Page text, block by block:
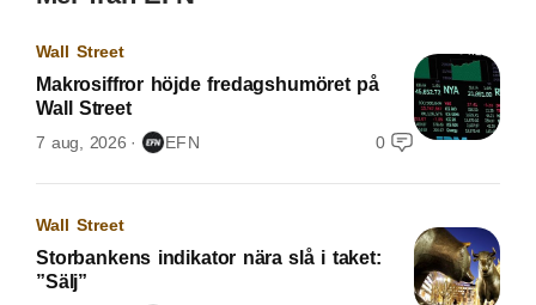
Wall Street
Makrosiffror höjde fredagshumöret på
Wall Street
7 aug, 2026 EFN 0
Wall Street
Storbankens indikator nära slå i taket:
”Sälj”